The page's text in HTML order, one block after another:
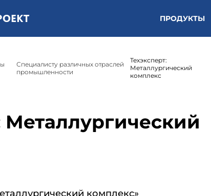
ПРОДУКТЫ
Специалисту различных отраслей
промышленности
Техэксперт:
Металлургический
комплекс
Металлургический
комплекс»